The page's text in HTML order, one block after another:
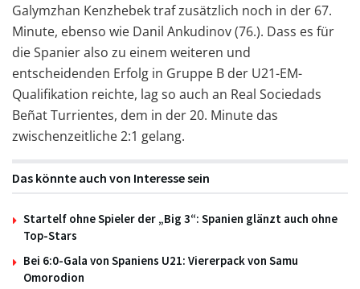
Galymzhan Kenzhebek traf zusätzlich noch in der 67.
Minute, ebenso wie Danil Ankudinov (76.). Dass es für
die Spanier also zu einem weiteren und
entscheidenden Erfolg in Gruppe B der U21-EM-
Qualifikation reichte, lag so auch an Real Sociedads
Beñat Turrientes, dem in der 20. Minute das
zwischenzeitliche 2:1 gelang.
Das könnte auch von Interesse sein
Startelf ohne Spieler der „Big 3“: Spanien glänzt auch ohne
Top-Stars
Bei 6:0-Gala von Spaniens U21: Viererpack von Samu
Omorodion